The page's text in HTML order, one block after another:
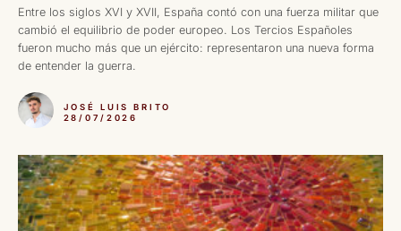
Entre los siglos XVI y XVII, España contó con una fuerza militar que
cambió el equilibrio de poder europeo. Los Tercios Españoles
fueron mucho más que un ejército: representaron una nueva forma
de entender la guerra.
JOSÉ LUIS BRITO
28/07/2026